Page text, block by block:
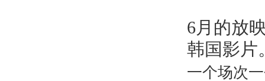
6月的放
韩国影片
一个场次